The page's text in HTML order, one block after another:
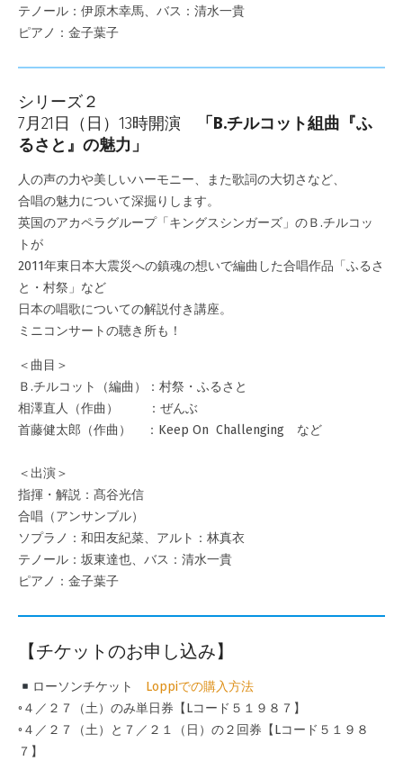
テノール：伊原木幸馬、バス：清水一貴
ピアノ：金子葉子
シリーズ２
7月21日（日）13時開演
「B.チルコット組曲『ふ
るさと』の魅力」
人の声の力や美しいハーモニー、また歌詞の大切さなど、
合唱の魅力について深掘りします。
英国のアカペラグループ「キングスシンガーズ」のＢ.チルコッ
トが
2011年東日本大震災への鎮魂の想いで編曲した合唱作品「ふるさ
と・村祭」など
日本の唱歌についての解説付き講座。
ミニコンサートの聴き所も！
＜曲目＞
Ｂ.チルコット（編曲）：村祭・ふるさと
相澤直人（作曲） ：ぜんぶ
首藤健太郎（作曲） ：Keep On Challenging など
＜出演＞
指揮・解説：髙谷光信
合唱（アンサンブル）
ソプラノ：和田友紀菜、アルト：林真衣
テノール：坂東達也、バス：清水一貴
ピアノ：金子葉子
【チケットのお申し込み】
ローソンチケット Loppiでの購入方法
◦４／２７（土）のみ単日券【Lコード５１９８７】
◦４／２７（土）と７／２１（日）の２回券【Lコード５１９８
７】